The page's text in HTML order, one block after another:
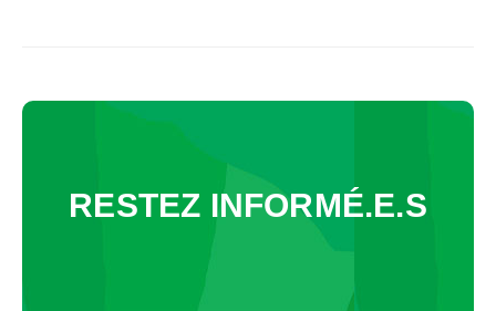
RESTEZ INFORMÉ.E.S